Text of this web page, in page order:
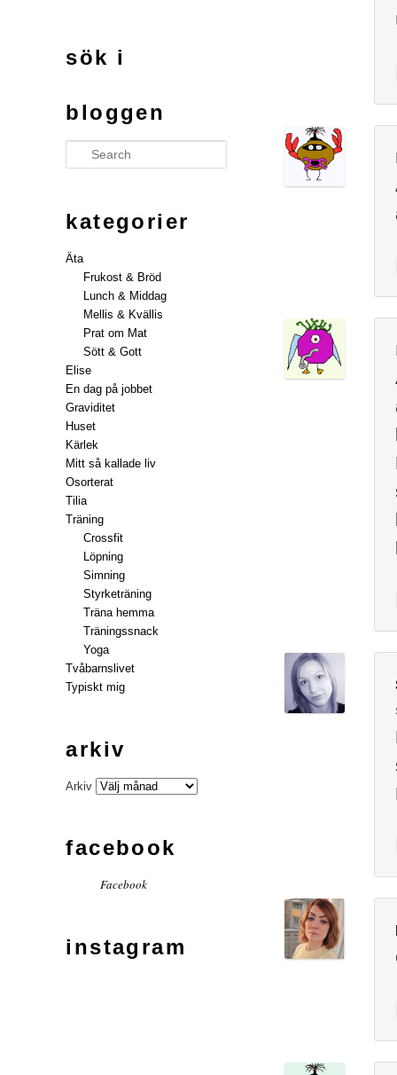
sök i
bloggen
Search
kategorier
Äta
Frukost & Bröd
Lunch & Middag
Mellis & Kvällis
Prat om Mat
Sött & Gott
Elise
En dag på jobbet
Graviditet
Huset
Kärlek
Mitt så kallade liv
Osorterat
Tilia
Träning
Crossfit
Löpning
Simning
Styrketräning
Träna hemma
Träningssnack
Yoga
Tvåbarnslivet
Typiskt mig
arkiv
Arkiv
facebook
Facebook
instagram